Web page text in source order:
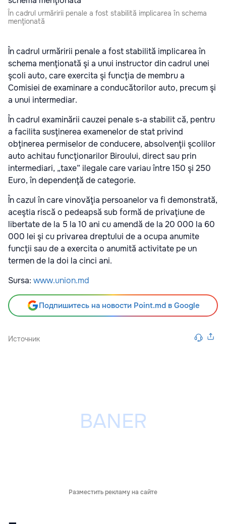
În cadrul urmăririi penale a fost stabilită implicarea în schema
menţionată
În cadrul urmăririi penale a fost stabilită implicarea în
schema menţionată şi a unui instructor din cadrul unei
şcoli auto, care exercita şi funcţia de membru a
Comisiei de examinare a conducătorilor auto, precum şi
a unui intermediar.
În cadrul examinării cauzei penale s-a stabilit că, pentru
a facilita susţinerea examenelor de stat privind
obţinerea permiselor de conducere, absolvenţii şcolilor
auto achitau funcţionarilor Biroului, direct sau prin
intermediari, „taxe” ilegale care variau între 150 şi 250
Euro, în dependenţă de categorie.
În cazul în care vinovăţia persoanelor va fi demonstrată,
aceştia riscă o pedeapsă sub formă de privaţiune de
libertate de la 5 la 10 ani cu amendă de la 20 000 la 60
000 lei şi cu privarea dreptului de a ocupa anumite
funcţii sau de a exercita o anumită activitate pe un
termen de la doi la cinci ani.
Sursa: www.union.md
Подпишитесь на новости Point.md в Google
Источник
Разместить рекламу на сайте